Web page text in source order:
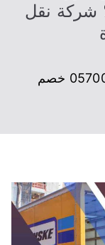
خصم 45% شركة نقل
شركة نقل عفش برأس تنورة 0570092966 خصم